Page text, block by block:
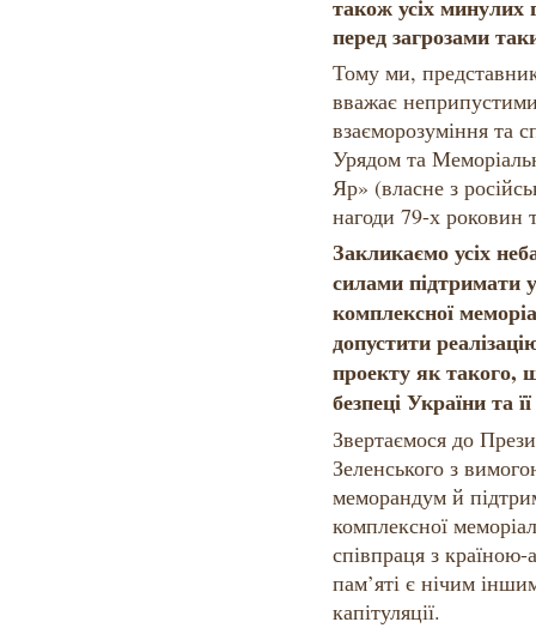
також усіх минулих
перед загрозами
Тому ми,
вважає
взаєморозуміння та
Урядом та
Яр» (власне з
нагоди 79-х роковин
Закликаємо усіх
силами підтримати
комплексної
допустити
проекту як такого,
безпеці України та
Звертаємося до
Зеленського з
меморандум й
комплексної
співпраця з країною-
пам’яті є нічим
капітуляції.